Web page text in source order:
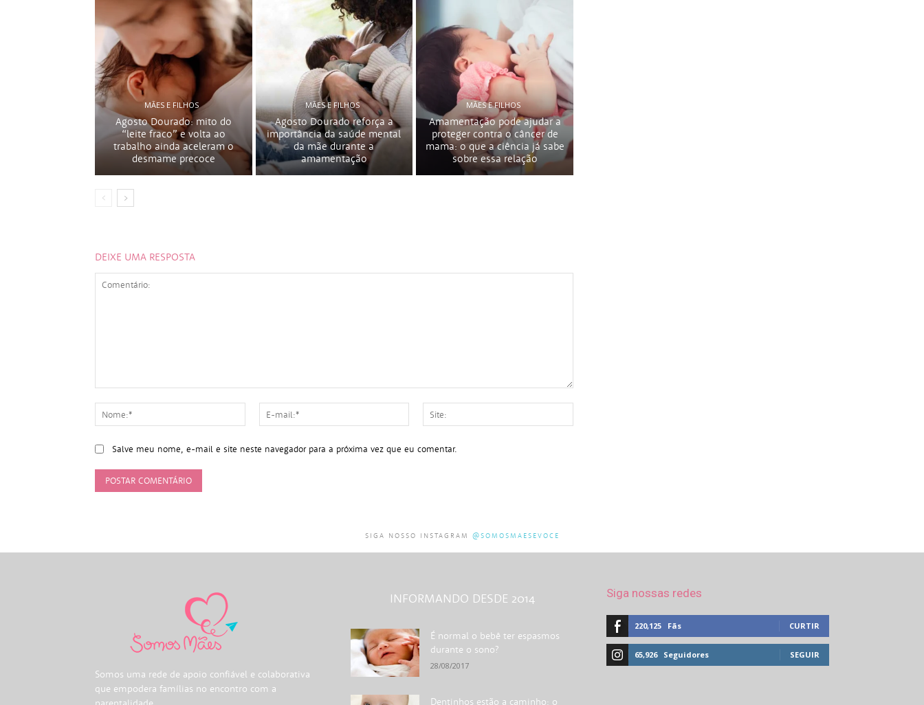
MÃES E FILHOS
Agosto Dourado: mito do
“leite fraco” e volta ao
trabalho ainda aceleram o
desmame precoce
MÃES E FILHOS
Agosto Dourado reforça a
importância da saúde mental
da mãe durante a
amamentação
MÃES E FILHOS
Amamentação pode ajudar a
proteger contra o câncer de
mama: o que a ciência já sabe
sobre essa relação
DEIXE UMA RESPOSTA
Nome:*
mail:*
Salve meu nome, e-mail e site neste navegador para a próxima vez que eu comentar.
SIGA NOSSO INSTAGRAM @SOMOSMAESEVOCE
Somos uma rede de apoio confiável e colaborativa
que empodera famílias no encontro com a
INFORMANDO DESDE 2014
É normal o bebê ter espasmos
durante o sono?
28/08/2017
Dentinhos estão a caminho: o
Siga nossas redes
220,125 Fãs CURTIR
65,926 Seguidores SEGUIR